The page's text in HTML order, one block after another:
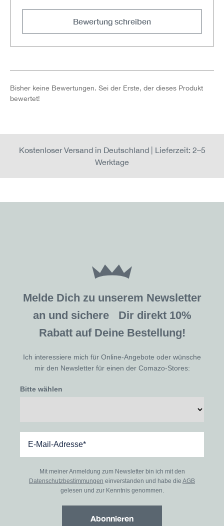
Bewertung schreiben
Bisher keine Bewertungen. Sei der Erste, der dieses Produkt
bewertet!
Kostenloser Versand in Deutschland | Lieferzeit: 2–5
Werktage
Melde Dich zu unserem Newsletter
an und sichere Dir direkt 10%
Rabatt auf Deine Bestellung!
Ich interessiere mich für Online-Angebote oder wünsche
mir den Newsletter für einen der Comazo-Stores:
Bitte wählen
Mit meiner Anmeldung zum Newsletter bin ich mit den
Datenschutzbestimmungen einverstanden und habe die AGB
gelesen und zur Kenntnis genommen.
Abonnieren